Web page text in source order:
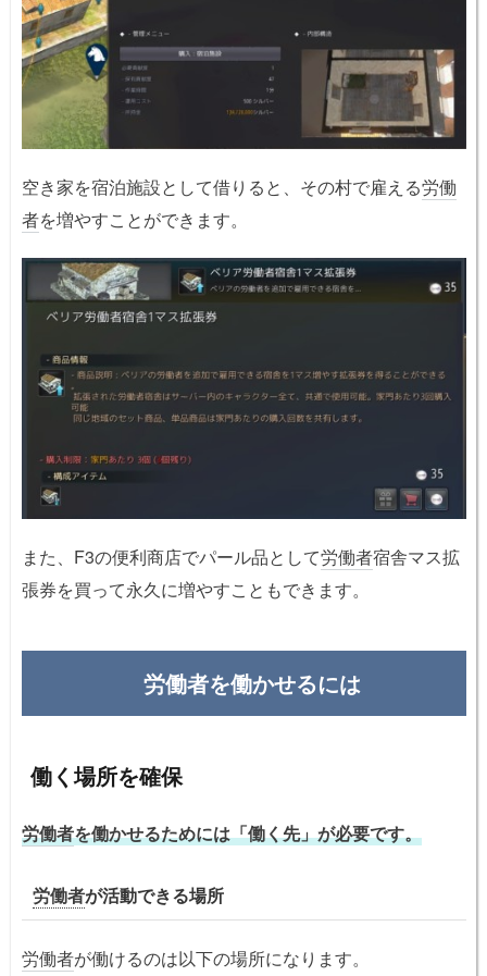
空き家を宿泊施設として借りると、その村で雇える労働
者を増やすことができます。
また、F3の便利商店でパール品として労働者宿舎マス拡
張券を買って永久に増やすこともできます。
労働者を働かせるには
働く場所を確保
労働者を働かせるためには「働く先」が必要です。
労働者が活動できる場所
労働者が働けるのは以下の場所になります。